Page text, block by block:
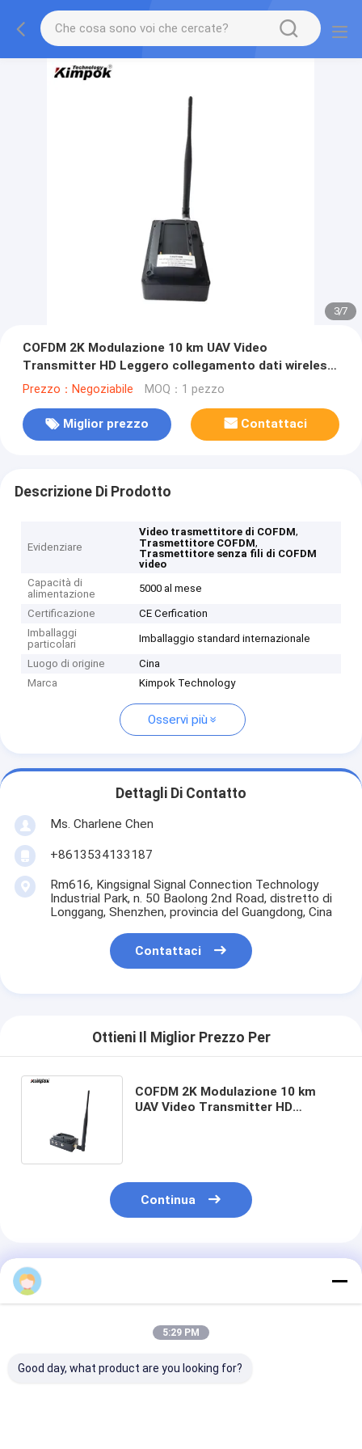
3/7
COFDM 2K Modulazione 10 km UAV Video
Transmitter HD Leggero collegamento dati wireless
con 1W RF Power
Prezzo：Negoziabile MOQ：1 pezzo
Miglior prezzo Contattaci
Descrizione Di Prodotto
Evidenziare
Video trasmettitore di COFDM,
Trasmettitore COFDM,
Trasmettitore senza fili di COFDM
video
Capacità di
alimentazione
5000 al mese
Certificazione
CE Cerfication
Imballaggi
particolari
Imballaggio standard internazionale
Luogo di origine
Cina
Marca
Kimpok Technology
Osservi più
Dettagli Di Contatto
Ms. Charlene Chen
+8613534133187
Rm616, Kingsignal Signal Connection Technology
Industrial Park, n. 50 Baolong 2nd Road, distretto di
Longgang, Shenzhen, provincia del Guangdong, Cina
Contattaci
Ottieni Il Miglior Prezzo Per
COFDM 2K Modulazione 10 km
UAV Video Transmitter HD
Continua
Prodotti Raccomandati
5:29 PM
Good day, what product are you looking for?